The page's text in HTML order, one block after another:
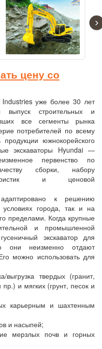
›
цену со
уже более 30 лет
выпуск строительных и
все сегменты рынка
потребителей по всему
южнокорейского
экскаваторы Hyundai —
первенство по
сборки, набору
и ценовой
к решению
города, так и на
пределами. Когда крупные
и промышленной
экскаватор для
они неизменно отдают
можно использовать для
твердых (гранит,
и мягких (грунт, песок и
карьерным и шахтенным
и насыпей;
мерзлых почв и горных